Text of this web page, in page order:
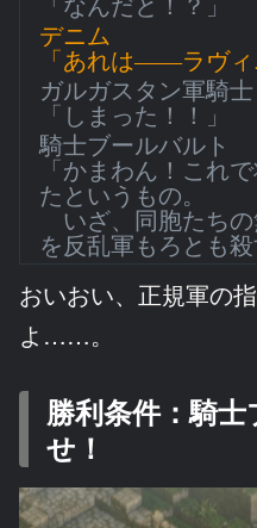
「なんだと！？」
デニム
「あれは――ラヴィ
ガルガスタン軍騎士
「しまった！！」
騎士ブールバルト
「かまわん！これ
たというもの。
いざ、同胞たちの
を反乱軍もろとも殺
おいおい、正規軍の
よ……。
勝利条件：騎
せ！